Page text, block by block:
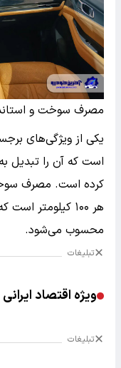
مصرف سوخت و
است که آن را
هر ۱۰۰ کیلومتر
محسوب می‌شود.
تبلیغات
ویژه اقتصاد ایرانی
تبلیغات